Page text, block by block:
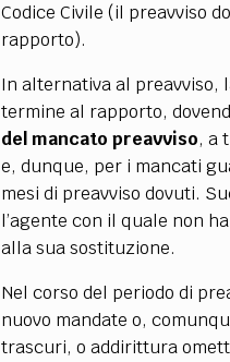
Codice Civile (il preavviso
rapporto).
In alternativa al preavviso,
termine al rapporto,
del mancato preavviso, a
e, dunque, per i mancati
mesi di preavviso dovuti.
l’agente con il quale non
alla sua sostituzione.
Nel corso del periodo di
nuovo mandate o,
trascuri, o addirittura